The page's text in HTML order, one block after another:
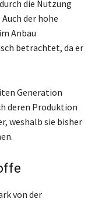
die Nutzung
der hohe
Anbau
betrachtet, da er
Generation
deren Produktion
weshalb sie bisher
von der